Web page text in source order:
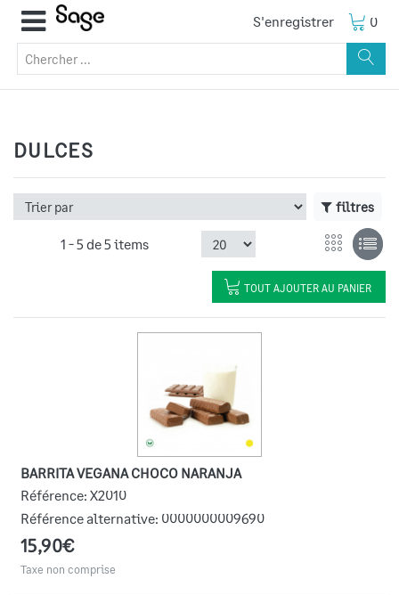
S'enregistrer 0
DULCES
filtres
1 -5de5 items
TOUT AJOUTER AU PANIER
BARRITA VEGANA CHOCO NARANJA
Référence: X2010
Référence alternative: 0000000009690
15,90€
Taxe non comprise